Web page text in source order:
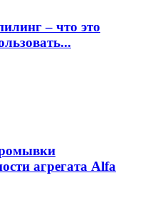
– что это
агрегата Alfa